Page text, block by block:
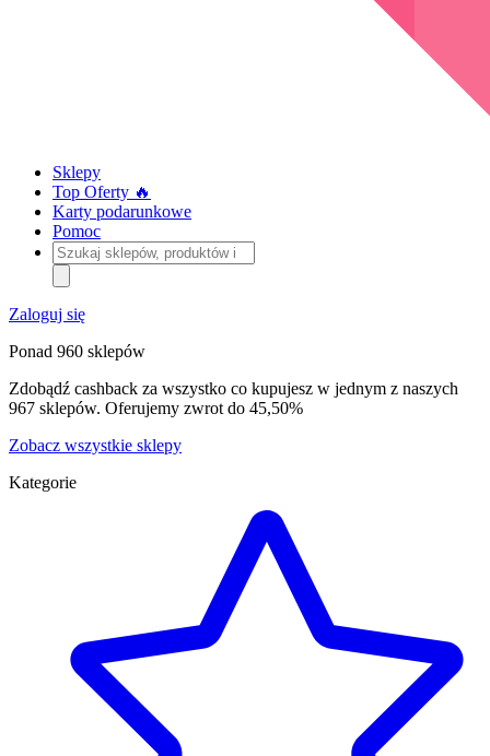
Sklepy
Top Oferty 🔥
Karty podarunkowe
Pomoc
Szukaj
sklepów,
produktów
i
kategorii
Zaloguj się
Ponad 960 sklepów
Zdobądź cashback za wszystko co kupujesz w jednym z naszych
967 sklepów. Oferujemy zwrot do 45,50%
Zobacz wszystkie sklepy
Kategorie